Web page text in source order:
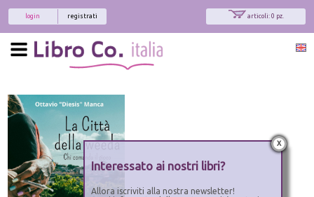
articoli: 0 pz.
registrati
login
x
Interessato ai nostri libri?
Allora iscriviti alla nostra newsletter!